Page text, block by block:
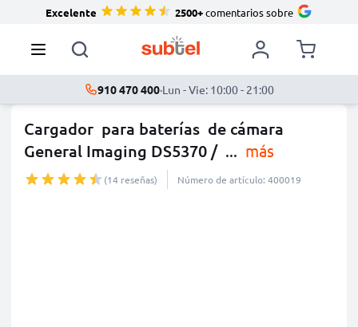
Excelente 2500+comentarios sobre
910 470 400·Lun - Vie: 10:00 - 21:00
Cargador para baterías de cámara
General Imaging DS5370 / ... más
(14 reseñas) Número de artículo: 400019